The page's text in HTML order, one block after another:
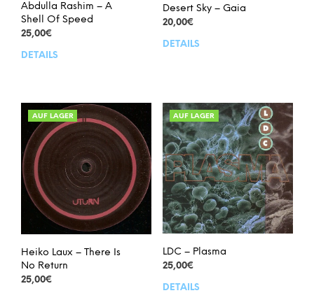
Abdulla Rashim – A
Shell Of Speed
25,00€
DETAILS
Desert Sky – Gaia
20,00€
DETAILS
AUF LAGER
Heiko Laux – There Is
No Return
25,00€
AUF LAGER
LDC – Plasma
25,00€
DETAILS